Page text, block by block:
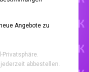
Angebote zu
Privatsphäre.
abbestellen.